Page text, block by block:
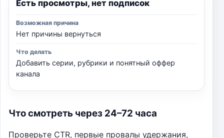
Есть просмотры, нет подписок
Нет причины вернуться
Добавить серии, рубрики и понятный оффер
канала
Что смотреть через 24–72 часа
Проверьте CTR, первые провалы удержания,